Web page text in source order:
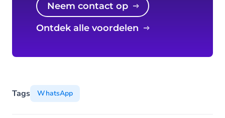
Neem contact op
Ontdek alle voordelen
Tags WhatsApp